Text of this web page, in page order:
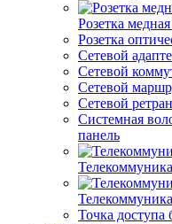
Розетка
Розетка
Сетевой
Сетевой
Сетевой
Сетевой
Системная
панель
Точка доступа